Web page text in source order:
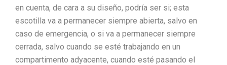
en cuenta, de cara a su diseño, podría ser si; esta
escotilla va a permanecer siempre abierta, salvo en
caso de emergencia, o si va a permanecer siempre
cerrada, salvo cuando se esté trabajando en un
compartimento adyacente, cuando esté pasando el